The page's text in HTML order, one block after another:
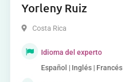
Yorleny Ruiz
Costa Rica
Idioma del experto
Español | Inglés | Francés